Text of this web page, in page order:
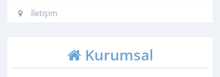
İletişim
Kurumsal